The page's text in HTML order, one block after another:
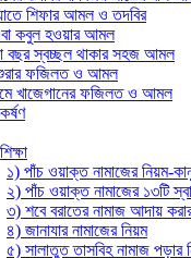
শিফার আমল ও তদবির
কবুল হওয়ার আমল
বছর স্বচ্ছল থাকার সহজ আমল
ফজিলত ও আমল
খাজেগানের ফজিলত ও আমল
১) পাঁচ ওয়াক্ত নামাজের নিয়ম-
২) পাঁচ ওয়াক্ত নামাজের ১৩টি
৩) শবে বরাতের নামাজ আদায়
৪) জানাযার নামাজের নিয়ম
৫) সালাতুত তাসবিহ নামাজ পড়ার